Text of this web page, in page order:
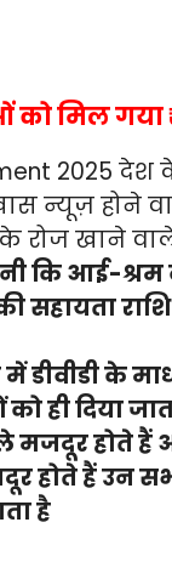
को मिल गया
2025 देश
न्यूज़ होने
रोज खाने
कि आई-
सहायता
डीवीडी के
ही दिया
होते हैं
होते हैं उन
है